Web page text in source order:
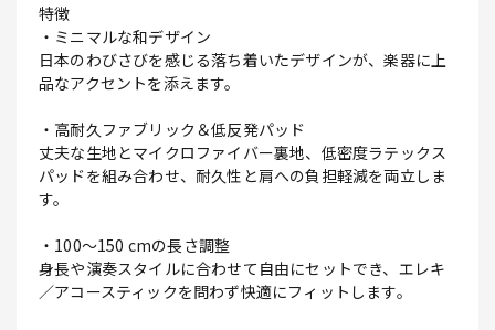
特徴
・ミニマルな和デザイン
日本のわびさびを感じる落ち着いたデザインが、楽器に上
品なアクセントを添えます。
・高耐久ファブリック＆低反発パッド
丈夫な生地とマイクロファイバー裏地、低密度ラテックス
パッドを組み合わせ、耐久性と肩への負担軽減を両立しま
す。
・100～150 cmの長さ調整
身長や演奏スタイルに合わせて自由にセットでき、エレキ
／アコースティックを問わず快適にフィットします。